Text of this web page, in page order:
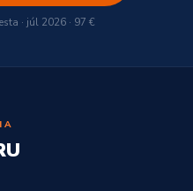
· júl 2026 · 97 €